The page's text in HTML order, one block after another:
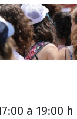
a 19:00 h